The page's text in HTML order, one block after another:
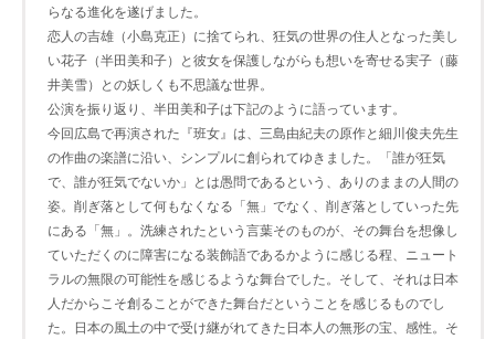
らなる進化を遂げました。
恋人の吉雄（小島克正）に捨てられ、狂気の世界の住人となった美し
い花子（半田美和子）と彼女を保護しながらも想いを寄せる実子（藤
井美雪）との妖しくも不思議な世界。
公演を振り返り、半田美和子は下記のように語っています。
今回広島で再演された『班女』は、三島由紀夫の原作と細川俊夫先生
の作曲の楽譜に沿い、シンプルに創られてゆきました。「誰が狂気
で、誰が狂気でないか」とは愚問であるという、ありのままの人間の
姿。削ぎ落として何もなくなる「無」でなく、削ぎ落としていった先
にある「無」。洗練されたという言葉そのものが、その舞台を想像し
ていただくのに障害になる装飾語であるかように感じる程、ニュート
ラルの無限の可能性を感じるような舞台でした。そして、それは日本
人だからこそ創ることができた舞台だということを感じるものでし
た。日本の風土の中で受け継がれてきた日本人の無形の宝、感性。そ